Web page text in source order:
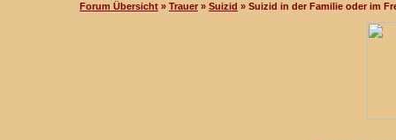
Forum Übersicht » Trauer » Suizid » Suizid in der Familie oder im